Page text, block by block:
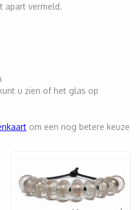
apart vermeld.
u zien of het glas op
om een nog betere keuze